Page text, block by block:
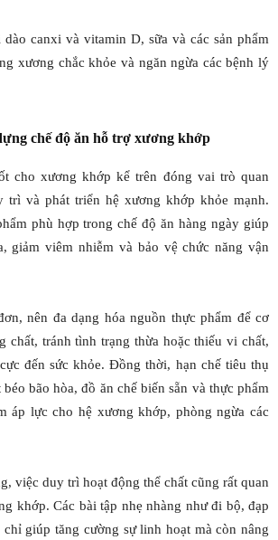
canxi và vitamin D, sữa và các sản phẩm
xương chắc khỏe và ngăn ngừa các bệnh lý
chế độ ăn hỗ trợ xương khớp
cho xương khớp kể trên đóng vai trò quan
trì và phát triển hệ xương khớp khỏe mạnh.
phù hợp trong chế độ ăn hàng ngày giúp
giảm viêm nhiễm và bảo vệ chức năng vận
nên đa dạng hóa nguồn thực phẩm để cơ
chất, tránh tình trạng thừa hoặc thiếu vi chất,
đến sức khỏe. Đồng thời, hạn chế tiêu thụ
bão hòa, đồ ăn chế biến sẵn và thực phẩm
áp lực cho hệ xương khớp, phòng ngừa các
việc duy trì hoạt động thể chất cũng rất quan
khớp. Các bài tập nhẹ nhàng như đi bộ, đạp
giúp tăng cường sự linh hoạt mà còn nâng